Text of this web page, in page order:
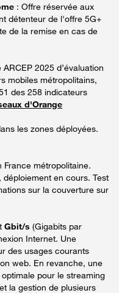
: Offre réservée aux
détenteur de l'offre 5G+
de la remise en cas de
ARCEP 2025 d’évaluation
mobiles métropolitains,
des 258 indicateurs
d'Orange
les zones déployées.
France métropolitaine.
en cours. Test
sur la couverture sur
Gbit/s (Gigabits par
Internet. Une
des usages courants
web. En revanche, une
pour le streaming
la gestion de plusieurs